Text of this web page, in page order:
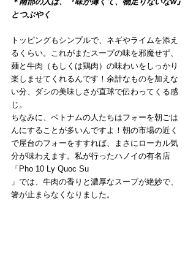
とつぶやく
トッピングもシンプルで、ネギやライムを添え
るくらい。これがまたスープの味を邪魔せず、
麺と牛肉（もしくは鶏肉）の味わいをしっかり
楽しませてくれるんです！余計なものを加えな
い分、ダシの美味しさが直球で伝わってくる感
じ。
ちなみに、ベトナムの人たちはフォーを朝ごは
んにすることが多いんですよ！朝の市場の近く
で屋台のフォーをすすれば、まさにローカル気
分が味わえます。私が行ったハノイの有名店
「Pho 10 Ly Quoc Su
」では、牛肉の香りと濃厚なスープが絶妙で、
箸が止まらなくなりました。